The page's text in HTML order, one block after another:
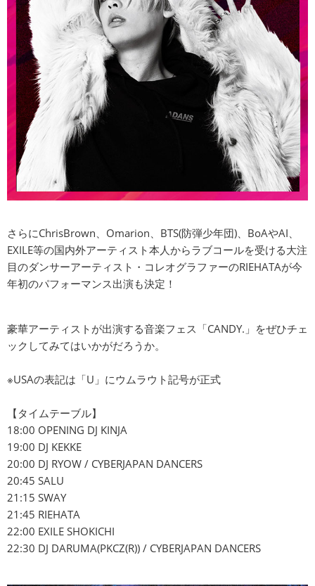
さらにChrisBrown、Omarion、BTS(防弾少年団)、BoAやAI、
EXILE等の国内外アーティスト本人からラブコールを受ける大注
目のダンサーアーティスト・コレオグラファーのRIEHATAが今
年初のパフォーマンス出演も決定！
豪華アーティストが出演する音楽フェス「CANDY.」をぜひチェ
ックしてみてはいかがだろうか。
※USAの表記は「U」にウムラウト記号が正式
【タイムテーブル】
18:00 OPENING DJ KINJA
19:00 DJ KEKKE
20:00 DJ RYOW / CYBERJAPAN DANCERS
20:45 SALU
21:15 SWAY
21:45 RIEHATA
22:00 EXILE SHOKICHI
22:30 DJ DARUMA(PKCZ(R)) / CYBERJAPAN DANCERS